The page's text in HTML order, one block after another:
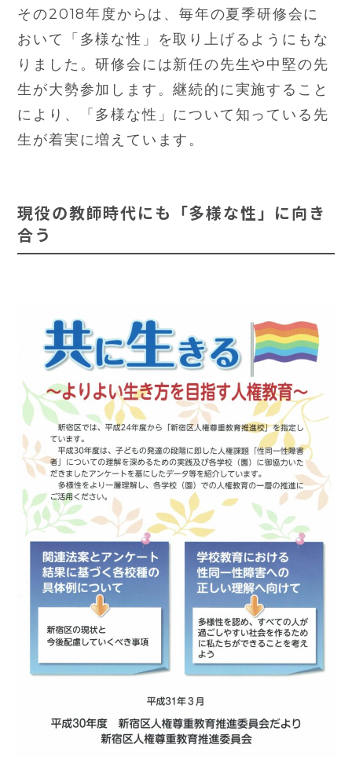
その2018年度からは、毎年の夏季研修会に
おいて「多様な性」を取り上げるようにもな
りました。研修会には新任の先生や中堅の先
生が大勢参加します。継続的に実施すること
により、「多様な性」について知っている先
生が着実に増えています。
現役の教師時代にも「多様な性」に向き
合う